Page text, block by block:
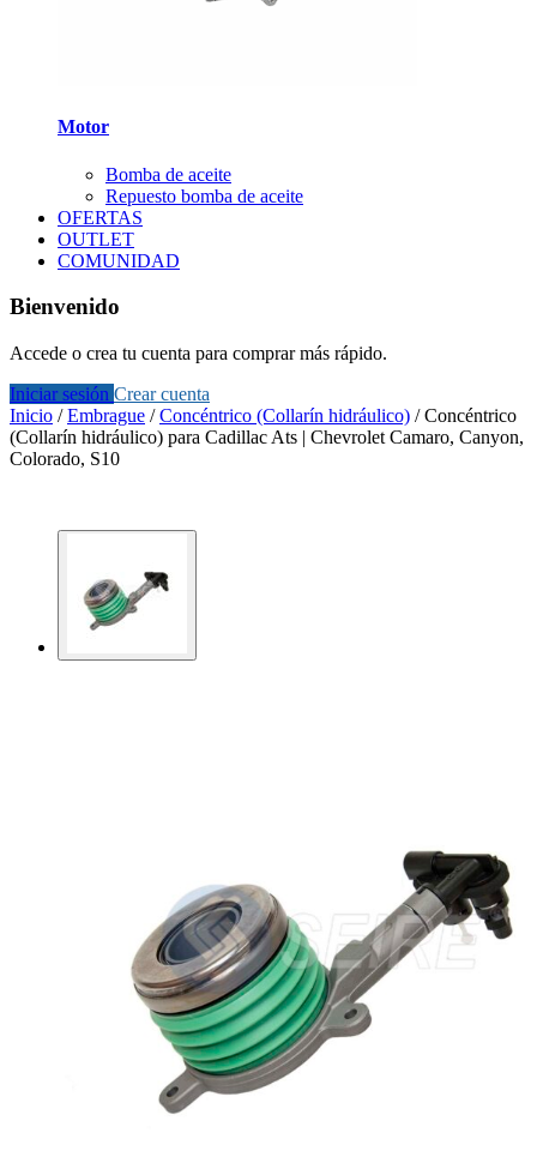
Motor
Bomba de aceite
Repuesto bomba de aceite
OFERTAS
OUTLET
COMUNIDAD
Bienvenido
Accede o crea tu cuenta para comprar más rápido.
Iniciar sesión Crear cuenta
Inicio /Embrague /Concéntrico (Collarín hidráulico) /Concéntrico
(Collarín hidráulico) para Cadillac Ats | Chevrolet Camaro, Canyon,
Colorado, S10